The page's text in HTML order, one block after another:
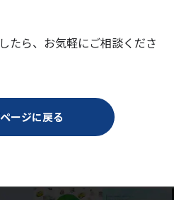
たら、お気軽にご相談くださ
ージに戻る